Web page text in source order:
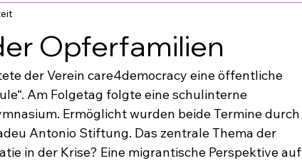
Opferfamilien
der Verein care4democracy eine öffentliche
Am Folgetag folgte eine schulinterne
Ermöglicht wurden beide Termine durch
Antonio Stiftung. Das zentrale Thema der
in der Krise? Eine migrantische Perspektive auf